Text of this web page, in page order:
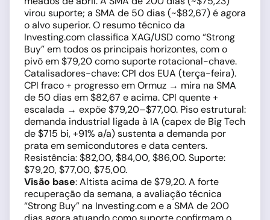
virou suporte; a SMA de 50 dias (~$82,67) é agora
o alvo superior. O resumo técnico da
Investing.com classifica XAG/USD como “Strong
Buy” em todos os principais horizontes, com o
pivô em $79,20 como suporte rotacional-chave.
Catalisadores-chave: CPI dos EUA (terça-feira).
CPI fraco + progresso em Ormuz → mira na SMA
de 50 dias em $82,67 e acima. CPI quente +
escalada → expõe $79,20–$77,00. Piso estrutural:
demanda industrial ligada à IA (capex de Big Tech
de $715 bi, +91% a/a) sustenta a demanda por
prata em semicondutores e data centers.
Resistência: $82,00, $84,00, $86,00. Suporte:
$79,20, $77,00, $75,00.
Visão base: Altista acima de $79,20. A forte
recuperação da semana, a avaliação técnica
“Strong Buy” na Investing.com e a SMA de 200